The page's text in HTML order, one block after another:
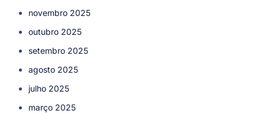
novembro 2025
outubro 2025
setembro 2025
agosto 2025
julho 2025
março 2025